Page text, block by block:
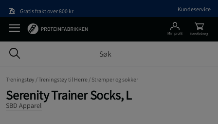
Gratis frakt over 800 kr Kundeservice
Min profil Handlekorg
Treningstøy /Treningstøy til Herre / Strømper og sokker
Serenity Trainer Socks, L
SBD Apparel